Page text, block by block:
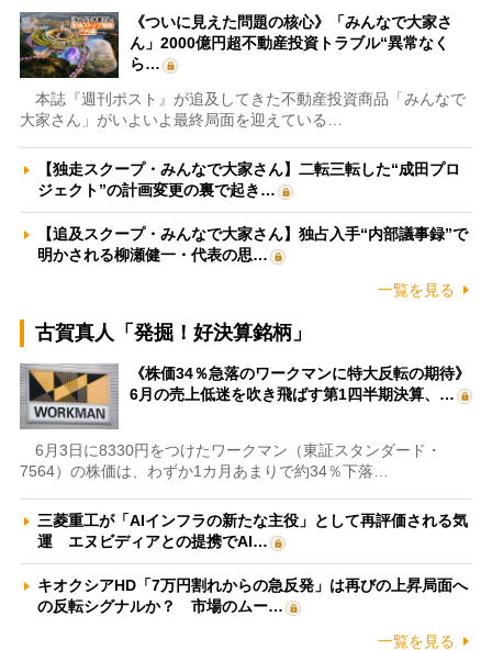
《ついに見えた問題の核心》「みんなで大家さ
ん」2000億円超不動産投資トラブル“異常なく
ら…
本誌『週刊ポスト』が追及してきた不動産投資商品「みんなで
大家さん」がいよいよ最終局面を迎えている…
【独走スクープ・みんなで大家さん】二転三転した“成田プロ
ジェクト”の計画変更の裏で起き…
【追及スクープ・みんなで大家さん】独占入手“内部議事録”で
明かされる柳瀬健一・代表の思…
一覧を見る
古賀真人「発掘！好決算銘柄」
《株価34％急落のワークマンに特大反転の期待》
6月の売上低迷を吹き飛ばす第1四半期決算、…
6月3日に8330円をつけたワークマン（東証スタンダード・
7564）の株価は、わずか1カ月あまりで約34％下落…
三菱重工が「AIインフラの新たな主役」として再評価される気
運 エヌビディアとの提携でAI…
キオクシアHD「7万円割れからの急反発」は再びの上昇局面へ
の反転シグナルか？ 市場のムー…
一覧を見る